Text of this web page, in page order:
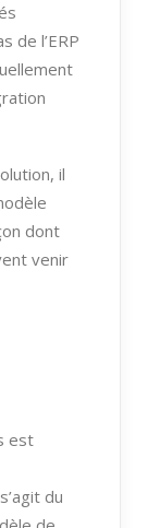
de l’ERP
il
dont
venir
est
du